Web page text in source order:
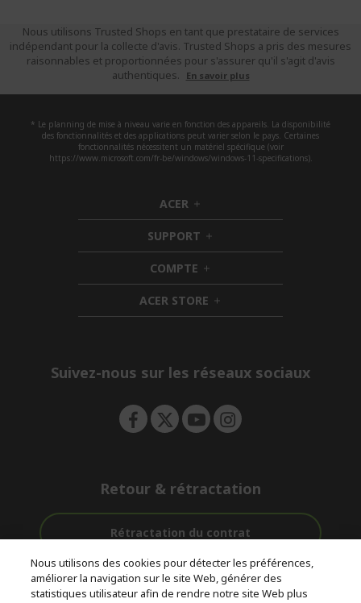
Nous utilisons Trusted Shops en tant que prestataire de services
indépendant pour la collecte d'avis. Trusted Shops a pris des mesures
raisonnables et proportionnées pour s'assurer qu'il s'agit d'avis
authentiques.
En savoir plus
* Le planning de mise à niveau varie en fonction des appareils. La disponibilité
des fonctionnalités et des applications peut varier selon le pays. Certaines
fonctionnalités nécessitent un matériel spécifique (voir
https://www.microsoft.com/fr-be/windows/windows-11-specifications).
ACER h
i
d
d
e
n
SUPPORT h
i
d
d
e
n
COMPTE h
i
d
d
ACER STORE h
i
e
Suivez-nous sur les réseaux sociaux
Retour & rétractation
Rétractation du contrat
Livraison
gratuite
Accompagnement
avant et après-
Paiement
Sécurisé
Nous utilisons des cookies pour détecter les préférences,
améliorer la navigation sur le site Web, générer des
statistiques utilisateur afin de rendre notre site Web plus